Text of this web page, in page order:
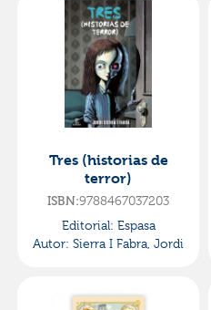
Tres (historias de
terror)
ISBN:9788467037203
Editorial: Espasa
Autor: Sierra I Fabra, Jordi